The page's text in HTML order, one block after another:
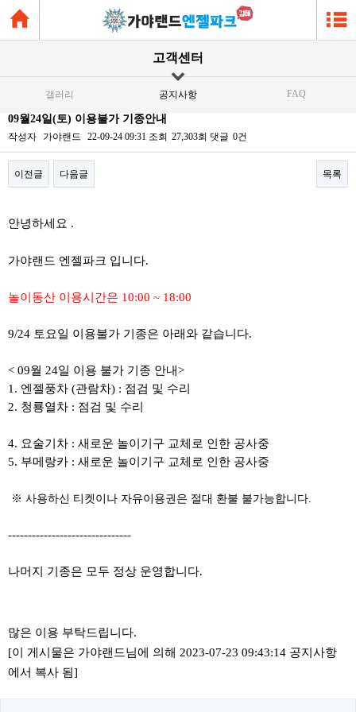
고객센터
갤러리 공지사항 FAQ
09월24일(토) 이용불가 기종안내
작성자 가야랜드 22-09-24 09:31 조회 27,303회 댓글 0건
이전글 다음글 목록
안녕하세요 .
가야랜드 엔젤파크 입니다.
놀이동산 이용시간은 10:00 ~ 18:00
9/24 토요일 이용불가 기종은 아래와 같습니다.
< 09월 24일 이용 불가 기종 안내>
1. 엔젤풍차 (관람차) : 점검 및 수리
2. 청룡열차 : 점검 및 수리
4. 요술기차 : 새로운 놀이기구 교체로 인한 공사중
5. 부메랑카 : 새로운 놀이기구 교체로 인한 공사중
​ ​※ 사용하신 티켓이나 자유이용권은 절대 환불 불가능합니다.
-------------------------------
나머지 기종은 모두 정상 운영합니다.
많은 이용 부탁드립니다.
[이 게시물은 가야랜드님에 의해 2023-07-23 09:43:14 공지사항
에서 복사 됨]